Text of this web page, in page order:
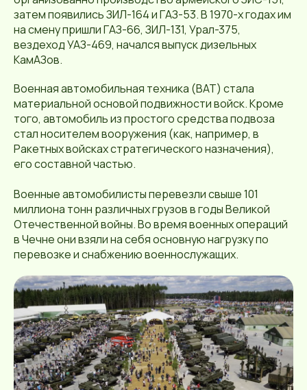
затем появились ЗИЛ-164 и ГАЗ-53. В 1970-х годах им
на смену пришли ГАЗ-66, ЗИЛ-131, Урал-375,
вездеход УАЗ-469, начался выпуск дизельных
КамАЗов.
Военная автомобильная техника (ВАТ) стала
материальной основой подвижности войск. Кроме
того, автомобиль из простого средства подвоза
стал носителем вооружения (как, например, в
Ракетных войсках стратегического назначения),
его составной частью.
Военные автомобилисты перевезли свыше 101
миллиона тонн различных грузов в годы Великой
Отечественной войны. Во время военных операций
в Чечне они взяли на себя основную нагрузку по
перевозке и снабжению военнослужащих.